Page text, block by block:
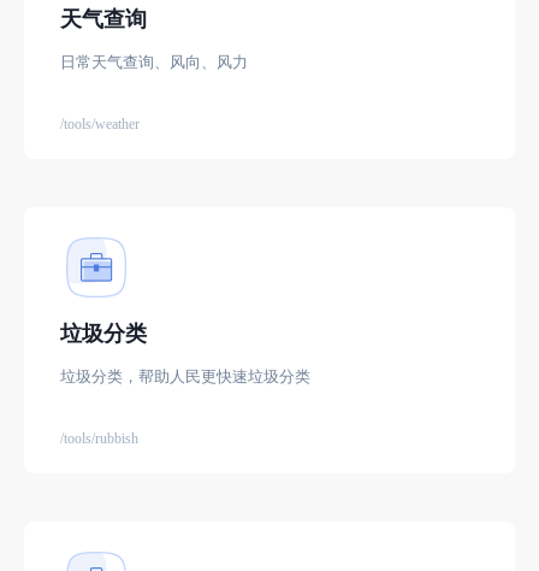
天气查询
日常天气查询、风向、风力
/tools/weather
垃圾分类
垃圾分类，帮助人民更快速垃圾分类
/tools/rubbish